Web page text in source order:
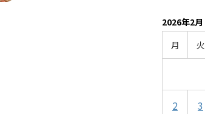
2026年2月
月
火
2 3